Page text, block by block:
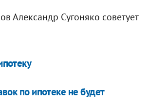
Александр Сугоняко советует
по ипотеке не будет